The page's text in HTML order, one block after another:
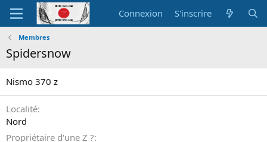
Connexion S'inscrire
Membres
Spidersnow
Nismo 370 z
Localité
Nord
Propriétaire d'une Z ?